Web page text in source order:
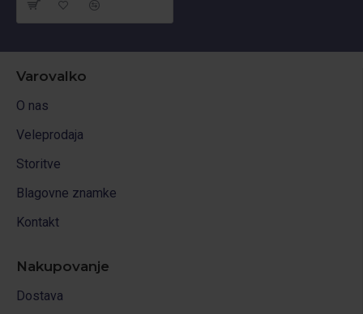
Varovalko
O nas
Veleprodaja
Storitve
Blagovne znamke
Kontakt
Nakupovanje
Dostava